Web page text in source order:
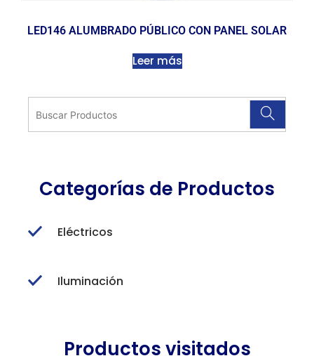
LED146 ALUMBRADO PÚBLICO CON PANEL SOLAR
Leer más
Categorías de Productos
Eléctricos
Iluminación
Productos visitados